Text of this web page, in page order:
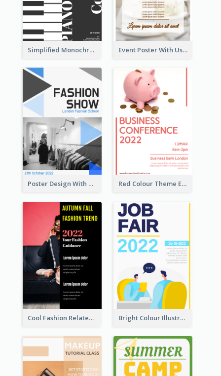
Simplified Monochrome Music Instruments Competition Event Poster With Using Of Different Kinds Of Typography
Poster Design With Triangular Decoration Red Colour Theme Event Poster With Simple Description
Cool Fashion Related Poster In Strong Colour Combinations Bright Colour Illustrated Poster Of Job Fair